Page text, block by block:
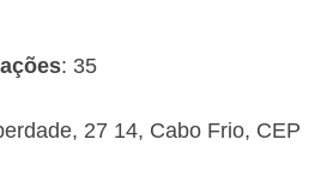
: 35
27 14, Cabo Frio, CEP